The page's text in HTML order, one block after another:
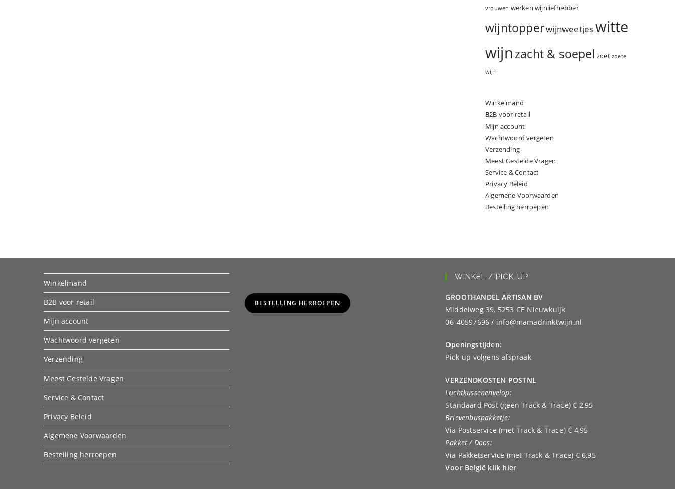
vrouwen werken wijnliefhebber
wijntopperwijnweetjeswitte
wijnzacht & soepel zoet zoete
wijn
Winkelmand
B2B voor retail
Mijn account
Wachtwoord vergeten
Verzending
Meest Gestelde Vragen
Service & Contact
Privacy Beleid
Algemene Voorwaarden
Bestelling herroepen
Winkelmand
B2B voor retail
Mijn account
Wachtwoord vergeten
Verzending
Meest Gestelde Vragen
Service & Contact
Privacy Beleid
Algemene Voorwaarden
Bestelling herroepen
BESTELLING HERROEPEN
WINKEL / PICK-UP
GROOTHANDEL ARTISAN BV
Middelweg 39, 5253 CE Nieuwkuijk
06-40597696 / info@mamadrinktwijn.nl
Openingstijden:
Pick-up volgens afspraak
VERZENDKOSTEN POSTNL
Luchtkussenenvelop:
Standaard Post (geen Track & Trace) € 2,95
Brievenbuspakketje:
Via Postservice (met Track & Trace) € 4,95
Pakket / Doos:
Via Pakketservice (met Track & Trace) € 6,95
Voor België klik hier